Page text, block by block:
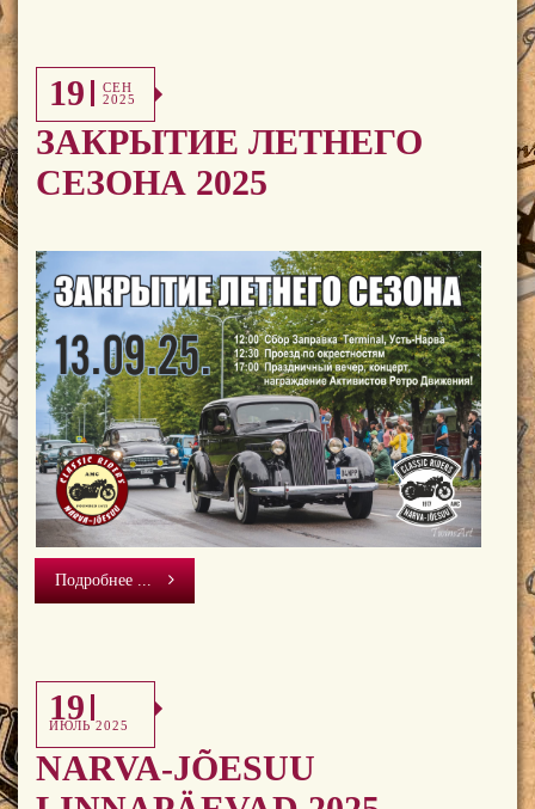
19
СЕН
2025
ЗАКРЫТИЕ ЛЕТНЕГО
СЕЗОНА 2025
Подробнее ...
19
ИЮЛЬ 2025
NARVA-JÕESUU